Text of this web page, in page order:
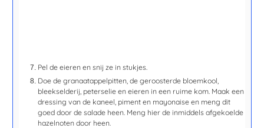
Pel de eieren en snij ze in stukjes.
Doe de granaatappelpitten, de geroosterde bloemkool,
bleekselderij, peterselie en eieren in een ruime kom. Maak een
dressing van de kaneel, piment en mayonaise en meng dit
goed door de salade heen. Meng hier de inmiddels afgekoelde
hazelnoten door heen.